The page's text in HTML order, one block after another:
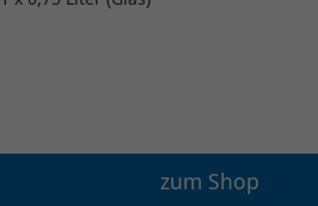
zum Shop